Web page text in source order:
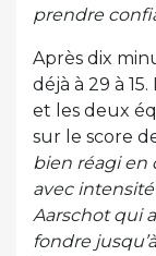
prendre
Après dix
déjà à 29 à
et les deux
sur le score
bien réagi en
avec
Aarschot qui
fondre